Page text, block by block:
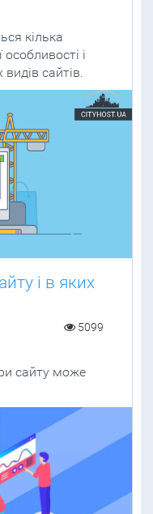
кілька
і
сайтів.
і в яких
5099
сайту може